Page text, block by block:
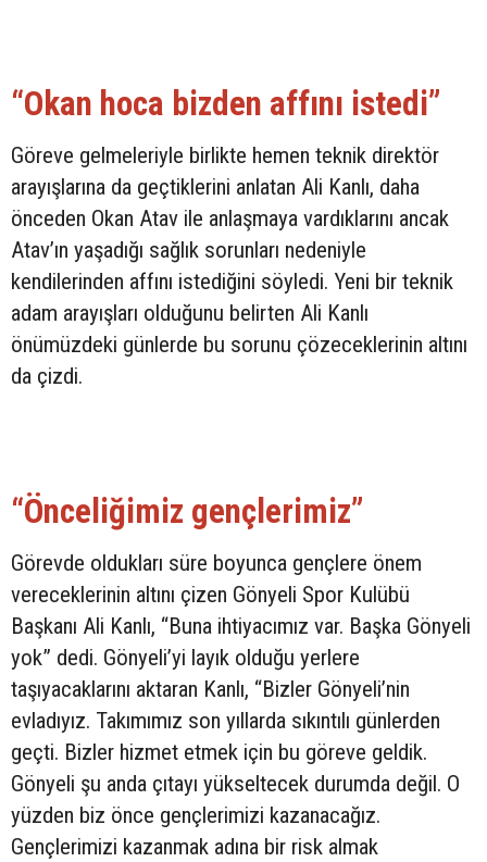
“Okan hoca bizden affını istedi”
Göreve gelmeleriyle birlikte hemen teknik direktör
arayışlarına da geçtiklerini anlatan Ali Kanlı, daha
önceden Okan Atav ile anlaşmaya vardıklarını ancak
Atav’ın yaşadığı sağlık sorunları nedeniyle
kendilerinden affını istediğini söyledi. Yeni bir teknik
adam arayışları olduğunu belirten Ali Kanlı
önümüzdeki günlerde bu sorunu çözeceklerinin altını
da çizdi.
“Önceliğimiz gençlerimiz”
Görevde oldukları süre boyunca gençlere önem
vereceklerinin altını çizen Gönyeli Spor Kulübü
Başkanı Ali Kanlı, “Buna ihtiyacımız var. Başka Gönyeli
yok” dedi. Gönyeli’yi layık olduğu yerlere
taşıyacaklarını aktaran Kanlı, “Bizler Gönyeli’nin
evladıyız. Takımımız son yıllarda sıkıntılı günlerden
geçti. Bizler hizmet etmek için bu göreve geldik.
Gönyeli şu anda çıtayı yükseltecek durumda değil. O
yüzden biz önce gençlerimizi kazanacağız.
Gençlerimizi kazanmak adına bir risk almak